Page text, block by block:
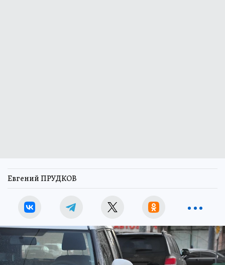
Евгений ПРУДКОВ